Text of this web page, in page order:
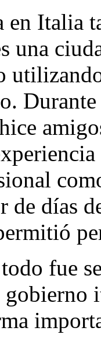
Italia
una
Durante
de días
fue